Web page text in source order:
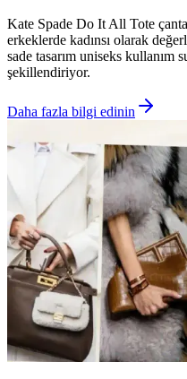
Kate Spade Do It All Tote
erkeklerde kadınsı olarak
sade tasarım uniseks kullanım
şekillendiriyor.
Daha fazla bilgi edinin